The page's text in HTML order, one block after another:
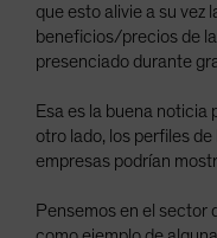
que esto alivie a su vez
beneficios/precios de
presenciado durante
Esa es la buena noticia
otro lado, los perfiles
empresas podrían
Pensemos en el sector